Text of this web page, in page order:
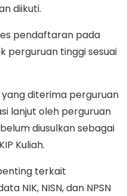
diikuti.
pendaftaran pada
perguruan tinggi sesuai
yang diterima perguruan
lanjut oleh perguruan
diusulkan sebagai
Kuliah.
terkait
NIK, NISN, dan NPSN